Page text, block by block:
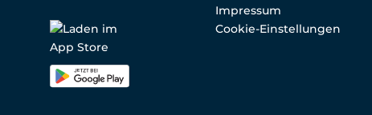
Impressum
Cookie-Einstellungen